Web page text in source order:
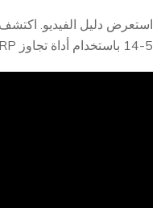
5-14 باستخدام أداة تجاوز FRP هذه للكمبيوتر: